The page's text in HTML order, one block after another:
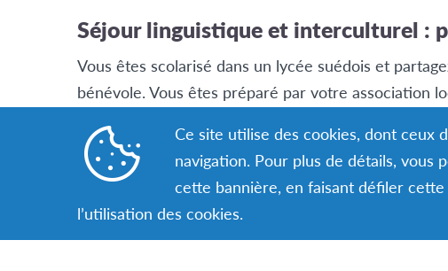
Séjour linguistique et interculturel :
Vous êtes scolarisé dans un lycée suédois et
bénévole. Vous êtes préparé par votre association
bénévoles AFS dans le pays d’accueil.
Ce site utilise des cookies, dont ceux
navigation. Pour plus de détails, vous
cette bannière, en faisant défiler
l’utilisation des cookies.